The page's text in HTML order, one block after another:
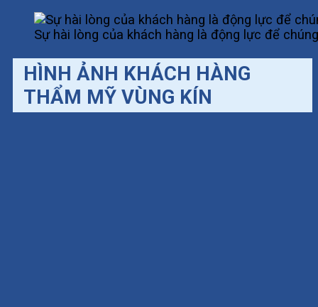
Sự hài lòng của khách hàng là động lực để
HÌNH ẢNH KHÁCH HÀNG
THẨM MỸ VÙNG KÍN